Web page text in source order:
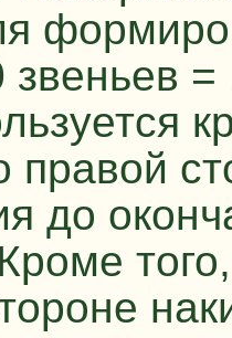
звеньев
до